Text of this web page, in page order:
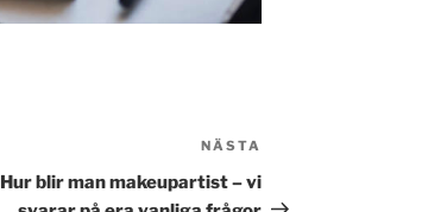
inlägg
NÄSTA
Hur blir man makeupartist – vi